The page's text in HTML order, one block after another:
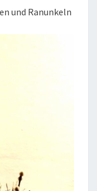
und Ranunkeln